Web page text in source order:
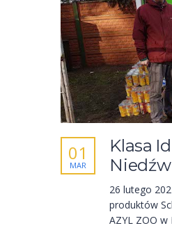
Klasa
01
MAR
26 lutego
produktów
AZYL ZOO w